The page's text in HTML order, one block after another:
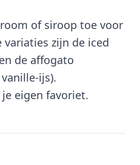
of siroop toe voor
zijn de iced
de affogato
ijs).
eigen favoriet.